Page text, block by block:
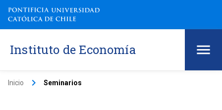
Instituto de Economía
Inicio keyboard_arrow_right Seminarios